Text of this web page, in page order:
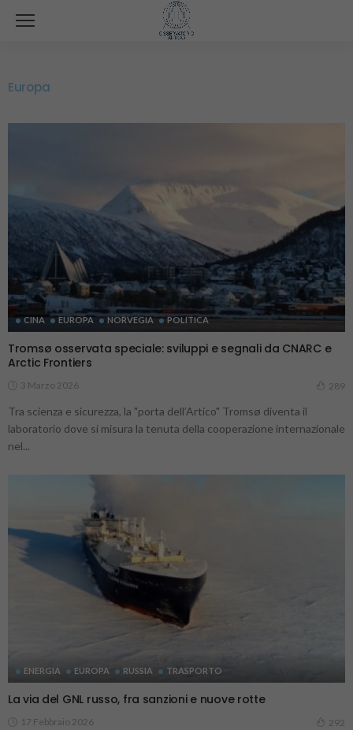
Europa
CINA EUROPA NORVEGIA POLITICA
Tromsø osservata speciale: sviluppi e segnali da CNARC e
Arctic Frontiers
3 Marzo 2026 289
Tra scienza e sicurezza, la "porta dell’Artico" Tromsø diventa il
laboratorio dove si misura la tenuta della cooperazione internazionale
nel...
ENERGIA EUROPA RUSSIA TRASPORTO
La via del GNL russo, fra sanzioni e nuove rotte
17 Febbraio 2026 292